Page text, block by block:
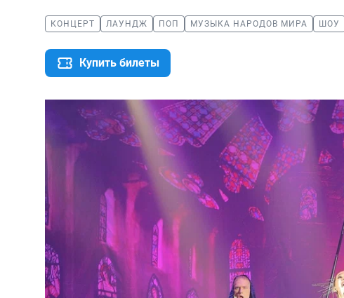
КОНЦЕРТ ЛАУНДЖ ПОП МУЗЫКА НАРОДОВ МИРА ШОУ
Купить билеты